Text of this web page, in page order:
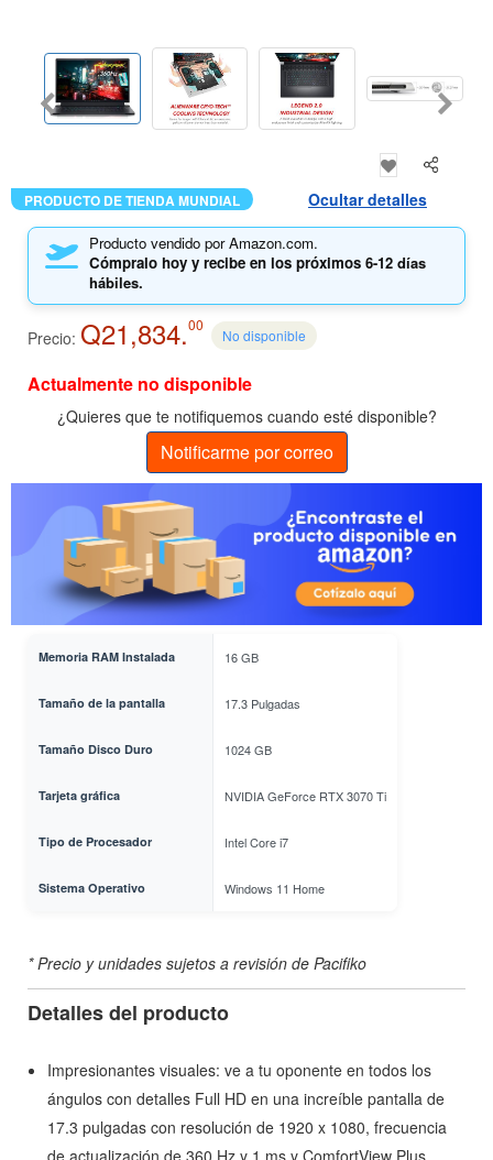
PRODUCTO DE TIENDA MUNDIAL Ocultar detalles
Producto vendido por Amazon.com.
Cómpralo hoy y recibe en los próximos 6-12 días
hábiles.
Precio: Q21,834.00
No disponible
Actualmente no disponible
¿Quieres que te notifiquemos cuando esté disponible?
Notificarme por correo
Memoria RAM Instalada 16 GB
Tamaño de la pantalla 17.3 Pulgadas
Tamaño Disco Duro 1024 GB
Tarjeta gráfica NVIDIA GeForce RTX 3070 Ti
Tipo de Procesador Intel Core i7
Sistema Operativo Windows 11 Home
* Precio y unidades sujetos a revisión de Pacifiko
Detalles del producto
Impresionantes visuales: ve a tu oponente en todos los
ángulos con detalles Full HD en una increíble pantalla de
17.3 pulgadas con resolución de 1920 x 1080, frecuencia
de actualización de 360 Hz y 1 ms y ComfortView Plus